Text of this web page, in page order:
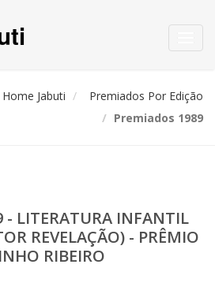
Home Jabuti
Premiados Por Edição
Premiados 1989
- LITERATURA INFANTIL
REVELAÇÃO) - PRÊMIO
RIBEIRO